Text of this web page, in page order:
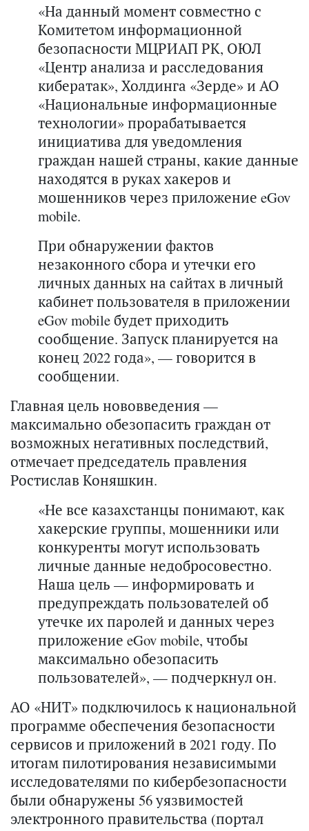
«На данный момент совместно с
Комитетом информационной
безопасности МЦРИАП РК, ОЮЛ
«Центр анализа и расследования
кибератак», Холдинга «Зерде» и АО
«Национальные информационные
технологии» прорабатывается
инициатива для уведомления
граждан нашей страны, какие данные
находятся в руках хакеров и
мошенников через приложение eGov
mobile.
При обнаружении фактов
незаконного сбора и утечки его
личных данных на сайтах в личный
кабинет пользователя в приложении
eGov mobile будет приходить
сообщение. Запуск планируется на
конец 2022 года», — говорится в
сообщении.
Главная цель нововведения —
максимально обезопасить граждан от
возможных негативных последствий,
отмечает председатель правления
Ростислав Коняшкин.
«Не все казахстанцы понимают, как
хакерские группы, мошенники или
конкуренты могут использовать
личные данные недобросовестно.
Наша цель — информировать и
предупреждать пользователей об
утечке их паролей и данных через
приложение eGov mobile, чтобы
максимально обезопасить
пользователей», — подчеркнул он.
АО «НИТ» подключилось к национальной
программе обеспечения безопасности
сервисов и приложений в 2021 году. По
итогам пилотирования независимыми
исследователями по кибербезопасности
были обнаружены 56 уязвимостей
электронного правительства (портал